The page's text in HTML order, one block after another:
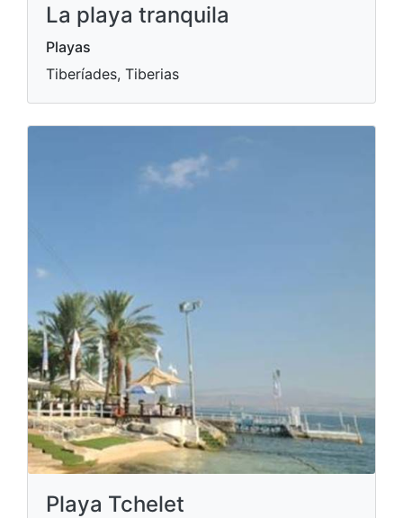
La playa tranquila
Playas
Tiberíades, Tiberias
Playa Tchelet